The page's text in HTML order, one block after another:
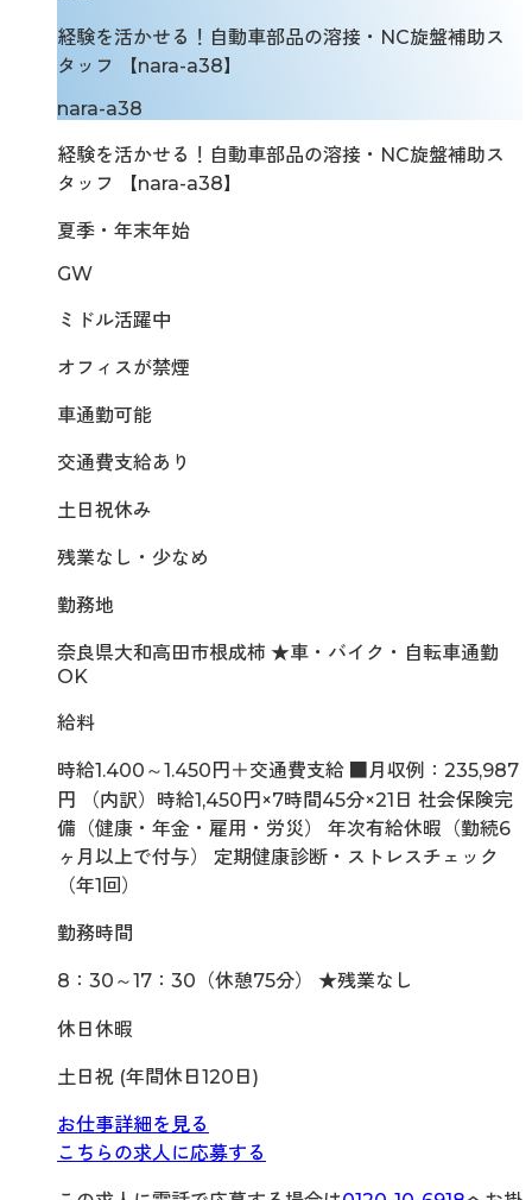
経験を活かせる！自動車部品の溶接・NC旋盤補助ス
タッフ 【nara-a38】
nara-a38
経験を活かせる！自動車部品の溶接・NC旋盤補助ス
タッフ 【nara-a38】
夏季・年末年始
GW
ミドル活躍中
オフィスが禁煙
車通勤可能
交通費支給あり
土日祝休み
残業なし・少なめ
勤務地
奈良県大和高田市根成柿 ★車・バイク・自転車通勤
OK
給料
時給1.400～1.450円＋交通費支給 ■月収例：235,987
円 （内訳）時給1,450円×7時間45分×21日 社会保険完
備（健康・年金・雇用・労災） 年次有給休暇（勤続6
ヶ月以上で付与） 定期健康診断・ストレスチェック
（年1回）
勤務時間
8：30～17：30（休憩75分） ★残業なし
休日休暇
土日祝 (年間休日120日)
お仕事詳細を見る
こちらの求人に応募する